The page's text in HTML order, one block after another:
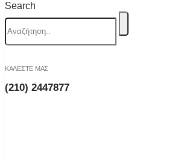
Search
ΚΑΛΕΣΤΕ ΜΑΣ
(210) 2447877